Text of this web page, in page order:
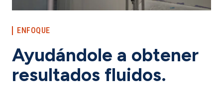
ENFOQUE
Ayudándole a obtener
resultados fluidos.